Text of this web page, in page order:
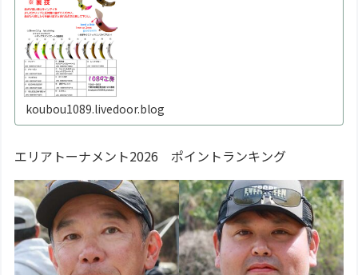
koubou1089.livedoor.blog
エリアトーナメント2026 ポイントランキング